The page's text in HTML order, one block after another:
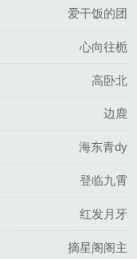
爱干饭的团
心向往栀
高卧北
边鹿
海东青dy
登临九霄
红发月牙
摘星阁阁主